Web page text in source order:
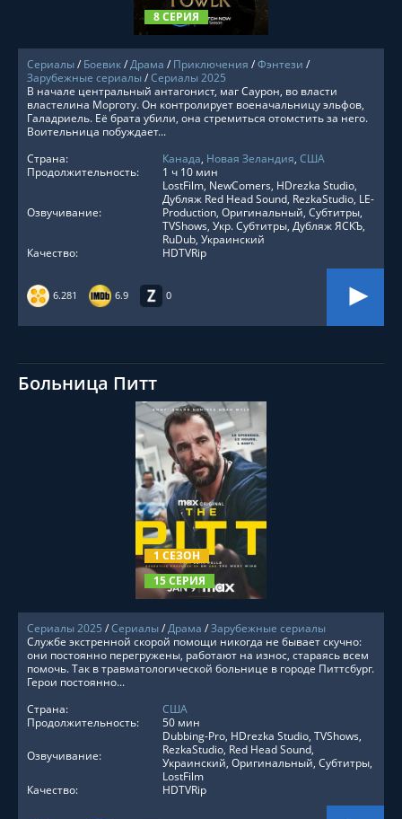
8 СЕРИЯ
Сериалы/ Боевик/Драма / Приключения /Фэнтези /
Зарубежные сериалы/Сериалы 2025
6.281 6.9 0
В начале центральный антагонист, маг Саурон, во власти
властелина Морготу. Он контролирует военачальницу эльфов,
Галадриель. Её брата убили, она стремиться отомстить за него.
Воительница побуждает...
Страна:
Канада, Новая Зеландия, США
Продолжительность:
1 ч 10 мин
Озвучивание:
LostFilm, NewComers, HDrezka Studio,
Дубляж Red Head Sound, RezkaStudio, LE-
Production, Оригинальный, Субтитры,
TVShows, Укр. Субтитры, Дубляж ЯСКЪ,
RuDub, Украинский
Качество:
HDTVRip
Больница Питт
1 СЕЗОН
15 СЕРИЯ
СМОТРЕТЬ ОНЛАЙН
Сериалы 2025 /Сериалы/Драма /Зарубежные сериалы
Службе экстренной скорой помощи никогда не бывает скучно:
они постоянно перегружены, работают на износ, стараясь всем
помочь. Так в травматологической больнице в городе Питтсбург.
Герои постоянно...
Страна:
США
Продолжительность:
50 мин
Озвучивание:
Dubbing-Pro, HDrezka Studio, TVShows,
RezkaStudio, Red Head Sound,
Украинский, Оригинальный, Субтитры,
LostFilm
Качество:
HDTVRip